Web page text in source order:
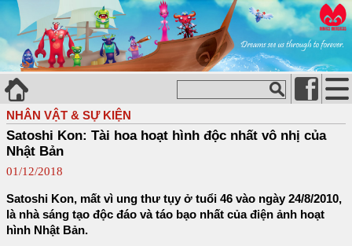
NHÂN VẬT & SỰ KIỆN
Satoshi Kon: Tài hoa hoạt hình độc nhất vô nhị của
Nhật Bản
01/12/2018
Satoshi Kon, mất vì ung thư tụy ở tuổi 46 vào ngày 24/8/2010,
là nhà sáng tạo độc đáo và táo bạo nhất của điện ảnh hoạt
hình Nhật Bản.